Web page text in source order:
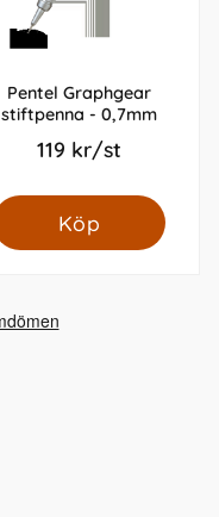
Pentel Graphgear
stiftpenna - 0,7mm
119 kr/st
Köp